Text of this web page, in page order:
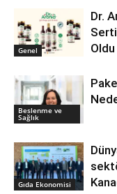
Genel
Dr.
Oldu
Beslenme ve
Sağlık
Gıda Ekonomisi